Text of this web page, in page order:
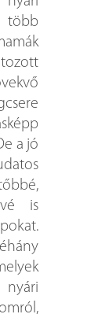
a jó
is
nyári